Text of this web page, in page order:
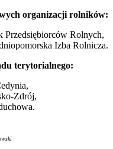
organizacji rolników:
Przedsiębiorców Rolnych,
Izba Rolnicza.
terytorialnego:
Zdrój,